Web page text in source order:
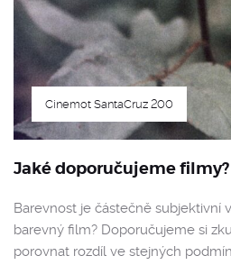
Cinemot SantaCruz 200
Jaké doporučujeme filmy?
Barevnost je částečně subjektivní
barevný film? Doporučujeme si
porovnat rozdíl ve stejných